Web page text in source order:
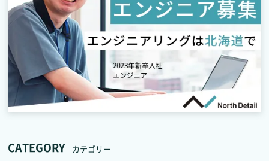
CATEGORY カテゴリー